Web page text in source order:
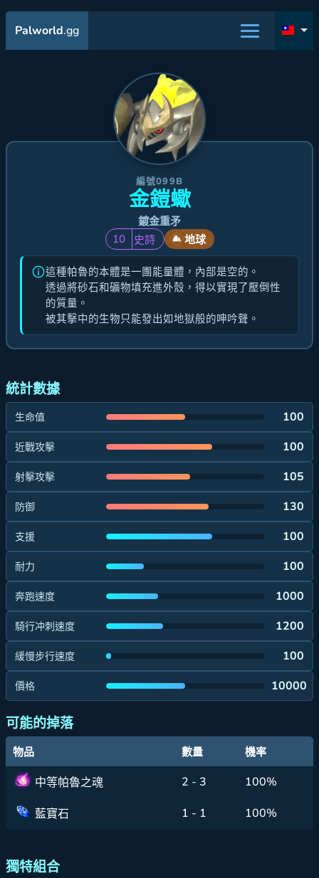
Palworld.gg
編號099B
金鎧蠍
鍍金重矛
10
史詩 地球
這種帕魯的本體是一團能量體，內部是空的。
透過將砂石和礦物填充進外殼，得以實現了壓倒性
的質量。
被其擊中的生物只能發出如地獄般的呻吟聲。
統計數據
生命值 100
近戰攻擊 100
射擊攻擊 105
防御 130
支援 100
耐力 100
奔跑速度 1000
騎行冲刺速度 1200
緩慢步行速度 100
價格 10000
可能的掉落
物品 數量 機率
中等帕魯之魂 2 - 3 100%
藍寶石 1 - 1 100%
獨特組合